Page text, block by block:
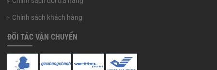
Chính sách khách hàng
ĐỐI TÁC VẬN CHUYỂN